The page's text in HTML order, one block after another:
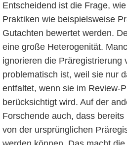
Entscheidend ist die Frage,
Praktiken wie beispielsweise
Gutachten bewertet werden.
eine große Heterogenität.
ignorieren die Präregistrierung
problematisch ist, weil sie nur
entfaltet, wenn sie im Review-
berücksichtigt wird. Auf der
Forschende auch, dass
von der ursprünglichen